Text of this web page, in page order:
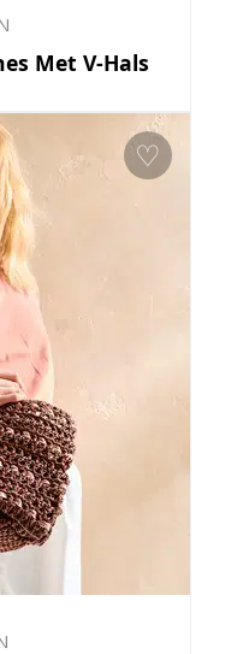
Met V-Hals
♡